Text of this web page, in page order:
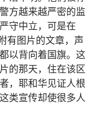
方越来越严密的监
守中立，可是在
有图片的文章，声
以背向着国旗。这
的那天，住在该区
，耶和华见证人根
类宣传却使很多人